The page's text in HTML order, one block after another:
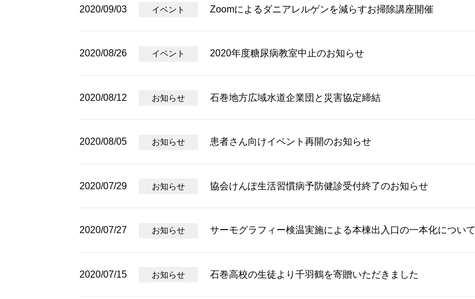
2020/09/03 イベント Zoomによるダニアレルゲンを減らすお掃除講座開催
2020/08/26 イベント 2020年度糖尿病教室中止のお知らせ
2020/08/12 お知らせ 石巻地方広域水道企業団と災害協定締結
2020/08/05 お知らせ 患者さん向けイベント再開のお知らせ
2020/07/29 お知らせ 協会けんぽ生活習慣病予防健診受付終了のお知らせ
2020/07/27 お知らせ サーモグラフィー検温実施による本棟出入口の一本化について
2020/07/15 お知らせ 石巻高校の生徒より千羽鶴を寄贈いただきました